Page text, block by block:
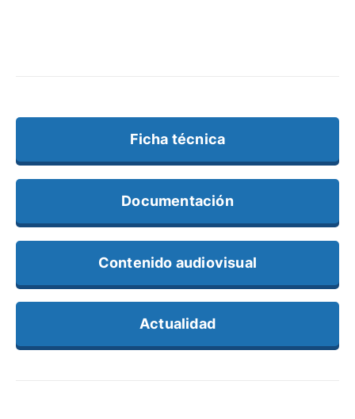
Ficha técnica
Documentación
Contenido audiovisual
Actualidad